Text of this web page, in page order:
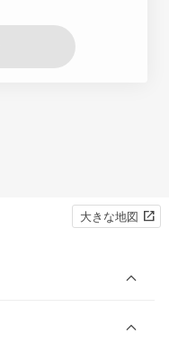
大きな地図